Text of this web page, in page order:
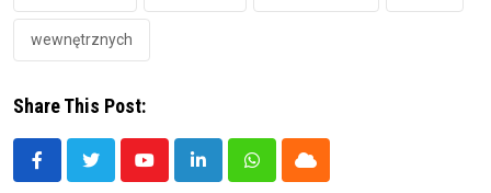
wewnętrznych
Share This Post:
YoutubeLinkedInWhatsappCloud